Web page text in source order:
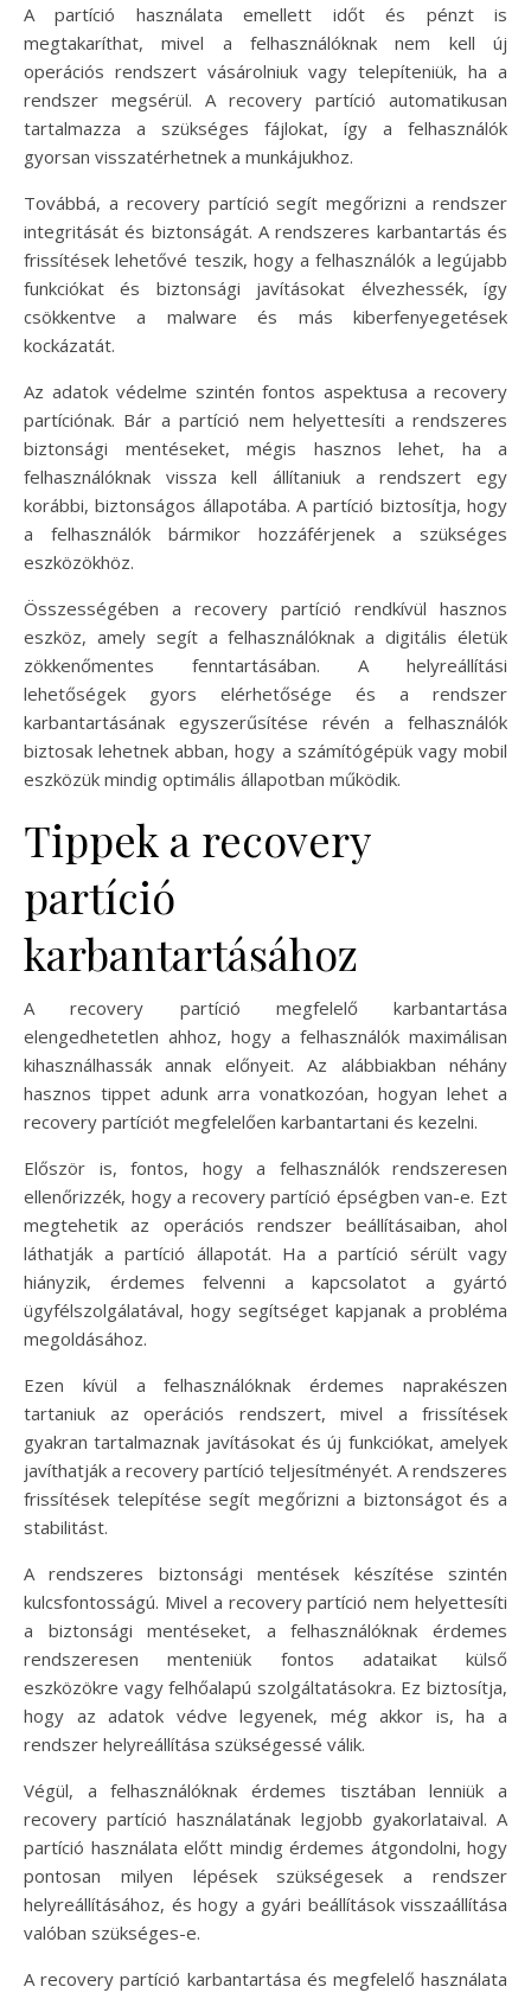
A partíció használata emellett időt és pénzt is
megtakaríthat, mivel a felhasználóknak nem kell új
operációs rendszert vásárolniuk vagy telepíteniük, ha a
rendszer megsérül. A recovery partíció automatikusan
tartalmazza a szükséges fájlokat, így a felhasználók
gyorsan visszatérhetnek a munkájukhoz.
Továbbá, a recovery partíció segít megőrizni a rendszer
integritását és biztonságát. A rendszeres karbantartás és
frissítések lehetővé teszik, hogy a felhasználók a legújabb
funkciókat és biztonsági javításokat élvezhessék, így
csökkentve a malware és más kiberfenyegetések
kockázatát.
Az adatok védelme szintén fontos aspektusa a recovery
partíciónak. Bár a partíció nem helyettesíti a rendszeres
biztonsági mentéseket, mégis hasznos lehet, ha a
felhasználóknak vissza kell állítaniuk a rendszert egy
korábbi, biztonságos állapotába. A partíció biztosítja, hogy
a felhasználók bármikor hozzáférjenek a szükséges
eszközökhöz.
Összességében a recovery partíció rendkívül hasznos
eszköz, amely segít a felhasználóknak a digitális életük
zökkenőmentes fenntartásában. A helyreállítási
lehetőségek gyors elérhetősége és a rendszer
karbantartásának egyszerűsítése révén a felhasználók
biztosak lehetnek abban, hogy a számítógépük vagy mobil
eszközük mindig optimális állapotban működik.
Tippek a recovery
partíció
karbantartásához
A recovery partíció megfelelő karbantartása
elengedhetetlen ahhoz, hogy a felhasználók maximálisan
kihasználhassák annak előnyeit. Az alábbiakban néhány
hasznos tippet adunk arra vonatkozóan, hogyan lehet a
recovery partíciót megfelelően karbantartani és kezelni.
Először is, fontos, hogy a felhasználók rendszeresen
ellenőrizzék, hogy a recovery partíció épségben van-e. Ezt
megtehetik az operációs rendszer beállításaiban, ahol
láthatják a partíció állapotát. Ha a partíció sérült vagy
hiányzik, érdemes felvenni a kapcsolatot a gyártó
ügyfélszolgálatával, hogy segítséget kapjanak a probléma
megoldásához.
Ezen kívül a felhasználóknak érdemes naprakészen
tartaniuk az operációs rendszert, mivel a frissítések
gyakran tartalmaznak javításokat és új funkciókat, amelyek
javíthatják a recovery partíció teljesítményét. A rendszeres
frissítések telepítése segít megőrizni a biztonságot és a
stabilitást.
A rendszeres biztonsági mentések készítése szintén
kulcsfontosságú. Mivel a recovery partíció nem helyettesíti
a biztonsági mentéseket, a felhasználóknak érdemes
rendszeresen menteniük fontos adataikat külső
eszközökre vagy felhőalapú szolgáltatásokra. Ez biztosítja,
hogy az adatok védve legyenek, még akkor is, ha a
rendszer helyreállítása szükségessé válik.
Végül, a felhasználóknak érdemes tisztában lenniük a
recovery partíció használatának legjobb gyakorlataival. A
partíció használata előtt mindig érdemes átgondolni, hogy
pontosan milyen lépések szükségesek a rendszer
helyreállításához, és hogy a gyári beállítások visszaállítása
valóban szükséges-e.
A recovery partíció karbantartása és megfelelő használata